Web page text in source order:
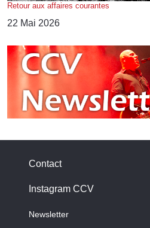
Retour aux affaires courantes
22 Mai 2026
Contact
Instagram CCV
Newsletter